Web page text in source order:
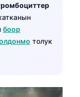
боор
толук